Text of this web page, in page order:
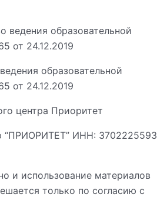
образовательной
от 24.12.2019
“ПРИОРИТЕТ” ИНН: 3702225593
и использование материалов
только по согласию с